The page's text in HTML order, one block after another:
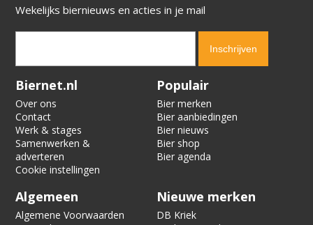
Wekelijks biernieuws en acties in je mail
Verification code:
Biernet.nl
Over ons
Contact
Werk & stages
Samenwerken &
adverteren
Cookie instellingen
Populair
Bier merken
Bier aanbiedingen
Bier nieuws
Bier shop
Bier agenda
Algemeen
Algemene Voorwaarden
Nieuwe merken
DB Kriek